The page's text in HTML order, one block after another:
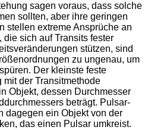
sagen voraus, dass solche
sollten, aber ihre geringen
stellen extreme Ansprüche an
sich auf Transits fester
stützen, sind
zu ungenau, um
Der kleinste feste
mit der Transitmethode
Objekt, dessen Durchmesser
beträgt. Pulsar-
dagegen ein Objekt von der
das einen Pulsar umkreist.